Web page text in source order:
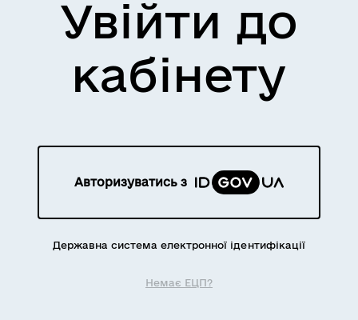
Увійти до
кабінету
Авторизуватись з
Державна система електронної ідентифікації
Немає ЕЦП?